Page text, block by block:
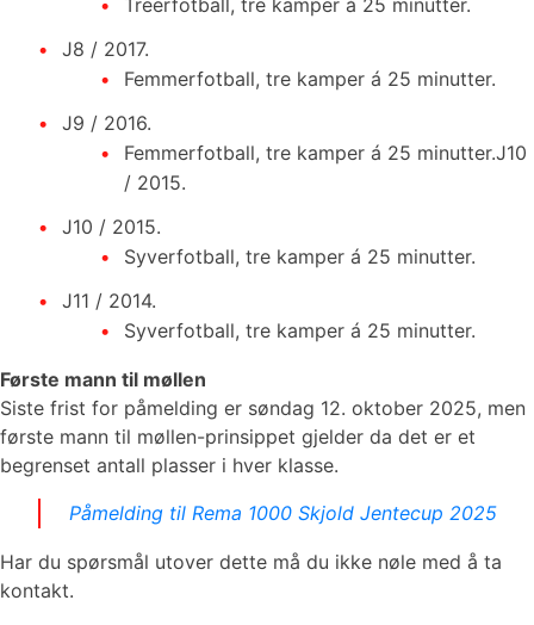
Treerfotball, tre kamper à 25 minutter.
J8 / 2017.
Femmerfotball, tre kamper á 25 minutter.
J9 / 2016.
Femmerfotball, tre kamper á 25 minutter.J10
/ 2015.
J10 / 2015.
Syverfotball, tre kamper á 25 minutter.
J11 / 2014.
Syverfotball, tre kamper á 25 minutter.
Første mann til møllen
Siste frist for påmelding er søndag 12. oktober 2025, men
første mann til møllen-prinsippet gjelder da det er et
begrenset antall plasser i hver klasse.
Påmelding til Rema 1000 Skjold Jentecup 2025
Har du spørsmål utover dette må du ikke nøle med å ta
kontakt.